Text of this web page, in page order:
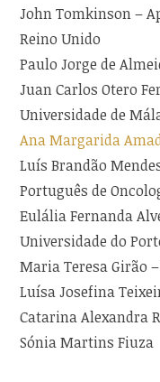
John Tomkinson –
Reino Unido
Paulo Jorge de
Juan Carlos Otero
Universidade de
Ana Margarida
Luís Brandão
Português de
Eulália Fernanda
Universidade do
Maria Teresa Girão
Luísa Josefina
Catarina Alexandra
Sónia Martins Fiuza